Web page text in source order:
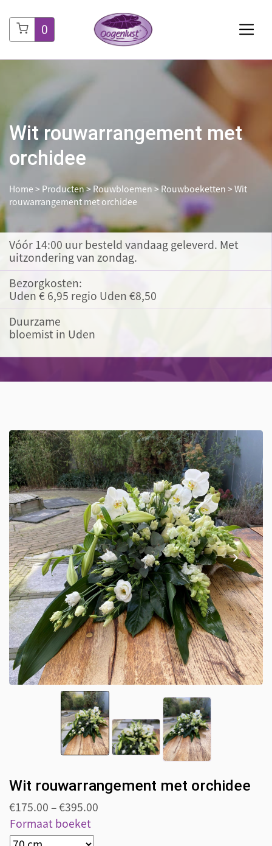
0
Wit rouwarrangement met
orchidee
Home> Producten>Rouwbloemen>Rouwboeketten>Wit
rouwarrangement met orchidee
Vóór 14:00 uur besteldvandaag geleverd. Met
uitzondering van zondag.
Bezorgkosten:
Uden € 6,95 regio Uden €8,50
Duurzame
bloemist in Uden
Wit rouwarrangement met orchidee
€175.00–€395.00
Formaat boeket